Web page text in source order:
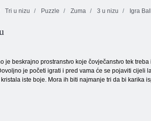
Tri u nizu Puzzle Zuma 3 u nizu Igra
je beskrajno prostranstvo koje čovječanstvo tek
je početi igrati i pred vama će se pojaviti
iste boje. Mora ih biti najmanje tri da bi